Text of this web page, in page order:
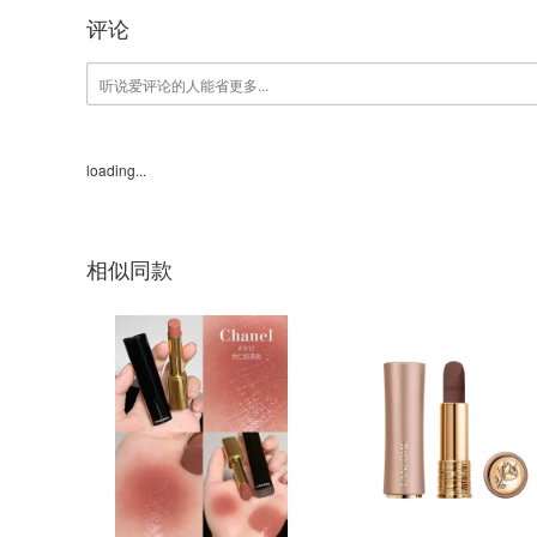
评论
loading...
相似同款